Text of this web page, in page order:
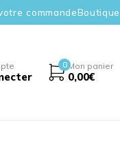
commandeBoutique
0 Mon panier
0,00€